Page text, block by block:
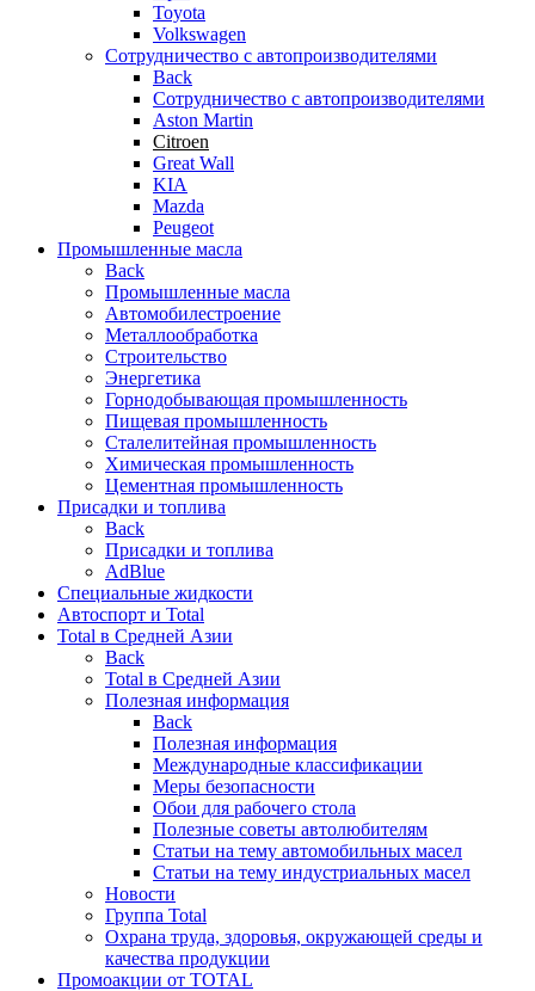
Toyota
Volkswagen
Сотрудничество с автопроизводителями
Back
Сотрудничество с автопроизводителями
Aston Martin
Citroen
Great Wall
KIA
Mazda
Peugeot
Промышленные масла
Back
Промышленные масла
Автомобилестроение
Металлообработка
Строительство
Энергетика
Горнодобывающая промышленность
Пищевая промышленность
Сталелитейная промышленность
Химическая промышленность
Цементная промышленность
Присадки и топлива
Back
Присадки и топлива
AdBlue
Специальные жидкости
Автоспорт и Total
Total в Средней Азии
Back
Total в Средней Азии
Полезная информация
Back
Полезная информация
Международные классификации
Меры безопасности
Обои для рабочего стола
Полезные советы автолюбителям
Статьи на тему автомобильных масел
Статьи на тему индустриальных масел
Новости
Группа Total
Охрана труда, здоровья, окружающей среды и
качества продукции
Промоакции от TOTAL